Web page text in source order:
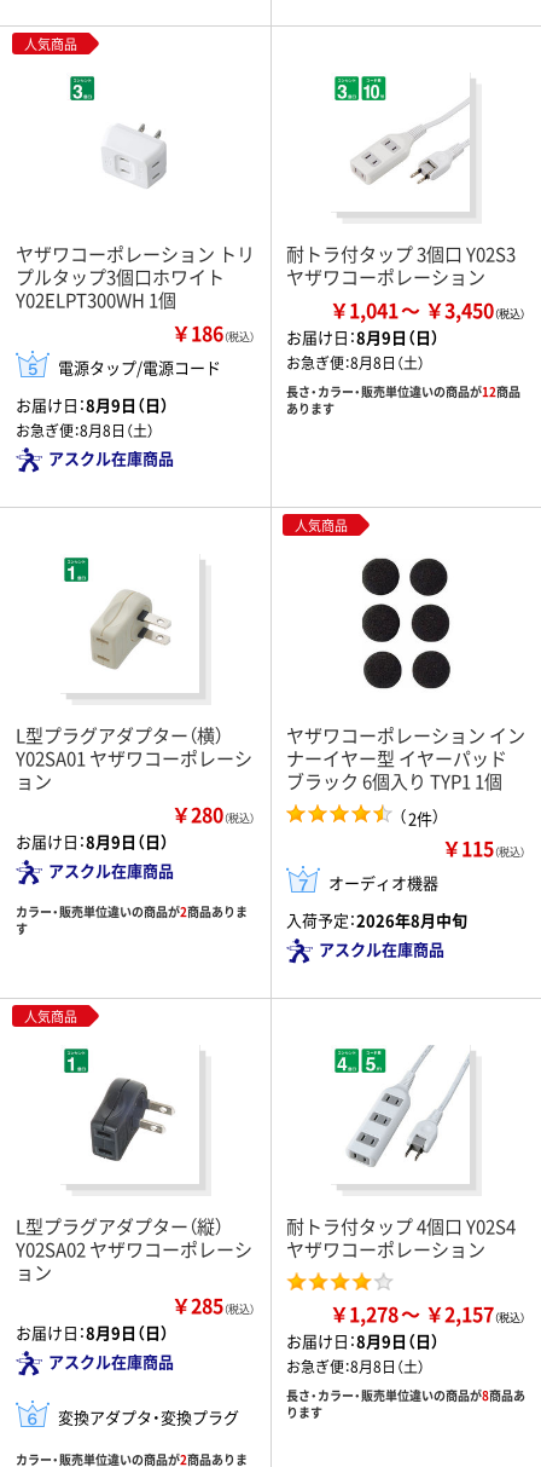
人気商品
ヤザワコーポレーション トリ
プルタップ3個口ホワイト
Y02ELPT300WH 1個
￥186（税込）
電源タップ/電源コード
お届け日：8月9日（日）
お急ぎ便：8月8日（土）
アスクル在庫商品
耐トラ付タップ 3個口 Y02S3
ヤザワコーポレーション
￥1,041 ￥3,450
お届け日：8月9日（日）
お急ぎ便：8月8日（土）
長さ・カラー・販売単位違いの商品が12商品
あります
L型プラグアダプター（横）
Y02SA01 ヤザワコーポレーシ
ョン
￥280（税込）
お届け日：8月9日（日）
アスクル在庫商品
カラー・販売単位違いの商品が2商品ありま
す
人気商品
ヤザワコーポレーション イン
ナーイヤー型 イヤーパッド
ブラック 6個入り TYP1 1個
（2件）
￥115（税込）
オーディオ機器
入荷予定：2026年8月中旬
アスクル在庫商品
人気商品
L型プラグアダプター（縦）
Y02SA02 ヤザワコーポレーシ
ョン
￥285（税込）
お届け日：8月9日（日）
アスクル在庫商品
変換アダプタ・変換プラグ
カラー・販売単位違いの商品が2商品ありま
耐トラ付タップ 4個口 Y02S4
ヤザワコーポレーション
￥1,278 ￥2,157
お届け日：8月9日（日）
お急ぎ便：8月8日（土）
長さ・カラー・販売単位違いの商品が8商品あ
ります